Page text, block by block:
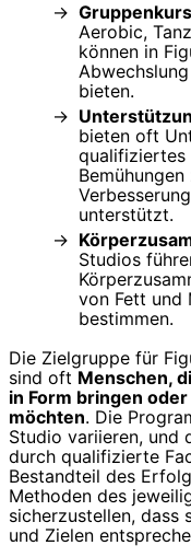
Aerobic,
können in
bieten.
bieten oft
qualifiziertes
unterstützt.
Studios
von Fett und
bestimmen.
Die Zielgruppe für
sind oft Menschen,
in Form bringen
möchten. Die
Studio variieren, und
durch qualifizierte
Bestandteil des
Methoden des
sicherzustellen, dass
und Zielen